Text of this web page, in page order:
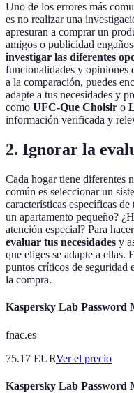
Uno de los errores más
es no realizar una
apresuran a comprar un
amigos o publicidad
investigar las diferentes
funcionalidades y opiniones
a la comparación, puedes
adapte a tus necesidades y
como UFC-Que Choisir o
información verificada y
2. Ignorar la
Cada hogar tiene diferentes
común es seleccionar un
características específicas
un apartamento pequeño?
atención especial? Para
evaluar tus necesidades y
que eliges se adapte a ellas.
puntos críticos de seguridad
la compra.
Kaspersky Lab Password
fnac.es
75.17 EURVer el precio
Kaspersky Lab Password